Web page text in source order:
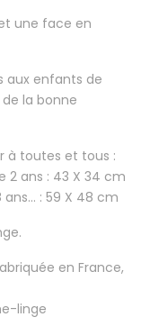
une face en
aux enfants de
la bonne
à toutes et tous :
ans : 43 X 34 cm
: 59 X 48 cm
en France,
linge